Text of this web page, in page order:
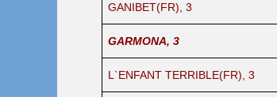
GANIBET(FR), 3
GARMONA, 3
L`ENFANT TERRIBLE(FR), 3